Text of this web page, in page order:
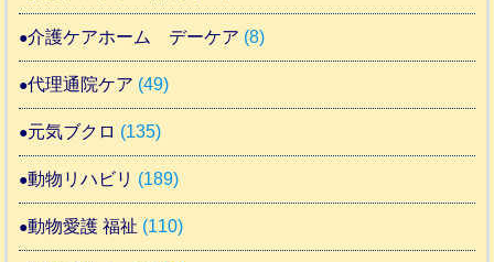
介護ケアホーム デーケア (8)
代理通院ケア (49)
元気ブクロ (135)
動物リハビリ (189)
動物愛護 福祉 (110)